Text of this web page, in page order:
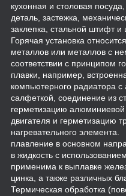
кухонная и столовая
деталь, застежка,
заклепка, стальной штифт и
Горячая установка
металлов или металлов с
соответствии с принципом
плавки, например,
компьютерного радиатора
салфеткой, соединение из
герметизацию
двигателя и герметизацию
нагревательного элемента.
плавление в основном
в жидкость с
применима к выплавке
цинка, а также различных
Термическая обработка